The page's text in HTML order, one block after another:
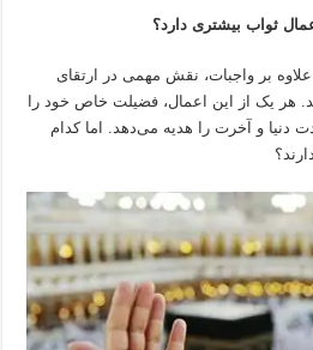
ثواب بیشتری دارد؟
بر واجبات، نقش مهمی در ارتقای
هر یک از این اعمال، فضیلت خاص خود را
دنیا و آخرت را هدیه می‌دهد. اما کدام